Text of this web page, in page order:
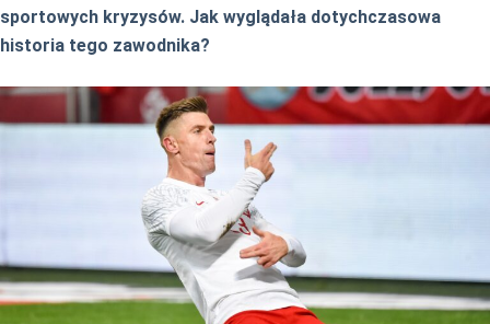
sportowych kryzysów. Jak wyglądała dotychczasowa
historia tego zawodnika?